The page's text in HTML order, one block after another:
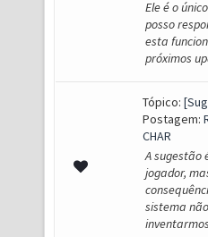
Ele é o
posso
esta
próximos
Tópico:
Postagem:
CHAR
A sugestão
jogador,
sistema